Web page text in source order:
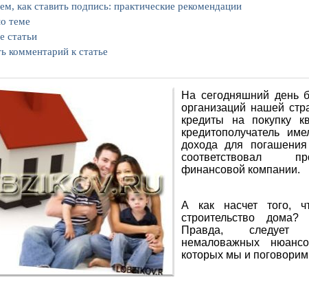
как ставить подпись: практические рекомендации
теме
статьи
комментарий к статье
На сегодняшний день
организаций нашей
кредиты на покупку
кредитополучатель
дохода для
соответствовал
финансовой компании.
А как насчет того,
строительство
Правда, следует
немаловажных
которых мы и поговорим